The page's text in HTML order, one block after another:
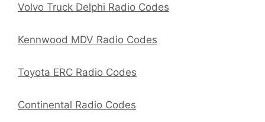
Volvo Truck Delphi Radio Codes
Kennwood MDV Radio Codes
Toyota ERC Radio Codes
Continental Radio Codes